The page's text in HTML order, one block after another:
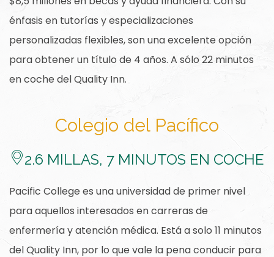
énfasis en tutorías y especializaciones
personalizadas flexibles, son una excelente opción
para obtener un título de 4 años. A sólo 22 minutos
en coche del Quality Inn.
Colegio del Pacífico
​2.6 MILLAS, 7 MINUTOS EN COCHE
Pacific College es una universidad de primer nivel
para aquellos interesados ​​en carreras de
enfermería y atención médica. Está a solo 11 minutos
del Quality Inn, por lo que vale la pena conducir para